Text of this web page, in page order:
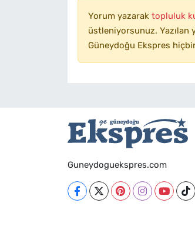
Yorum yazarak topluluk
üstleniyorsunuz. Yazılan
Güneydoğu Ekspres
Guneydoguekspres.com